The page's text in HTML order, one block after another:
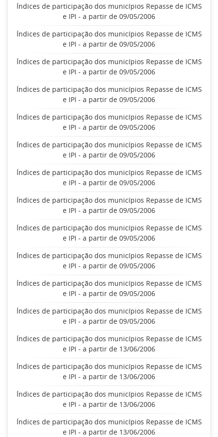
Índices de participação dos municípios Repasse de ICMS
e IPI - a partir de 09/05/2006
Índices de participação dos municípios Repasse de ICMS
e IPI - a partir de 09/05/2006
Índices de participação dos municípios Repasse de ICMS
e IPI - a partir de 09/05/2006
Índices de participação dos municípios Repasse de ICMS
e IPI - a partir de 09/05/2006
Índices de participação dos municípios Repasse de ICMS
e IPI - a partir de 09/05/2006
Índices de participação dos municípios Repasse de ICMS
e IPI - a partir de 09/05/2006
Índices de participação dos municípios Repasse de ICMS
e IPI - a partir de 09/05/2006
Índices de participação dos municípios Repasse de ICMS
e IPI - a partir de 09/05/2006
Índices de participação dos municípios Repasse de ICMS
e IPI - a partir de 09/05/2006
Índices de participação dos municípios Repasse de ICMS
e IPI - a partir de 09/05/2006
Índices de participação dos municípios Repasse de ICMS
e IPI - a partir de 09/05/2006
Índices de participação dos municípios Repasse de ICMS
e IPI - a partir de 09/05/2006
Índices de participação dos municípios Repasse de ICMS
e IPI - a partir de 13/06/2006
Índices de participação dos municípios Repasse de ICMS
e IPI - a partir de 13/06/2006
Índices de participação dos municípios Repasse de ICMS
e IPI - a partir de 13/06/2006
Índices de participação dos municípios Repasse de ICMS
e IPI - a partir de 13/06/2006